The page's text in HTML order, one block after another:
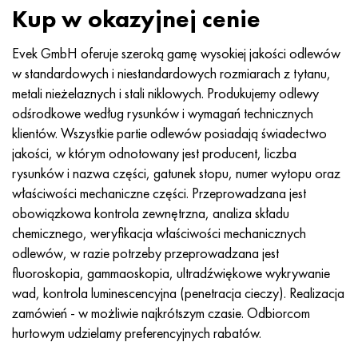
Kup w okazyjnej cenie
Evek GmbH oferuje szeroką gamę wysokiej jakości odlewów
w standardowych i niestandardowych rozmiarach z tytanu,
metali nieżelaznych i stali niklowych. Produkujemy odlewy
odśrodkowe według rysunków i wymagań technicznych
klientów. Wszystkie partie odlewów posiadają świadectwo
jakości, w którym odnotowany jest producent, liczba
rysunków i nazwa części, gatunek stopu, numer wytopu oraz
właściwości mechaniczne części. Przeprowadzana jest
obowiązkowa kontrola zewnętrzna, analiza składu
chemicznego, weryfikacja właściwości mechanicznych
odlewów, w razie potrzeby przeprowadzana jest
fluoroskopia, gammaoskopia, ultradźwiękowe wykrywanie
wad, kontrola luminescencyjna (penetracja cieczy). Realizacja
zamówień - w możliwie najkrótszym czasie. Odbiorcom
hurtowym udzielamy preferencyjnych rabatów.
Incotest
Jette M152
Kobalt 6B
marowanie 250
Rene 41
Marażowanie 300
Marażowanie 350
MP35N
47НХР
49KF
49K2F, 49K2FA-VI
Stop 50N
Stop 50NP
50NHS
Stop 52N
52K12F
HN62MVKYU
HN63MB
XN65VM
HN65VMTYU
KhN67MVTYu
KhN68VKTYU
KhN68VMTYUK-vd
HN70VMTYU
PT-1M
PT-3V
PT-7M
2B
SPT-2 sv
AT3
TL3
1.4466 - AISI 310MoLn
Stop Al6xn
15-7Ph® - 1.4532
PH 13-8 Mo - 1,4534
1.4542 - 17-4Ph®
Custom 455® - 1.4543 - uns 45500
1.4545 - 15-5Ph®
1.4548 - 17-4Ph®
1.4550 - AISI 347
10X18N18Yu4D
11X11N2V2MF
12X18H9T
13H11N2V2MF
15x11mf
15х12vnmf
15Х12Н2MVFAB
15X16K5N2MVFAB
2,0872, CuNi10Fe1Mn, Cw352h
Silikonowy brąz aluminiowy
CW301G, C64200
brąz krzemowy
C65500, CuAl11Fe3
C65620, CuSi3Fe2Zn3
C65100, CuSi1,5
Brąz cynowo-ołowiowy
c92200, CuSn6Zn4Pb2
Czerwony mosiądz
C84400, CuSn2ZnPb
C83600, CuSn5ZnPb
45G2, 45g2, AISI 1144
Stal konstrukcyjna stopowa
10g2, 10g2, AISI 1513
12X2H4A, 15NiCr13, 1.5752
AC14, 11SMnPb30
20G, 20min5
20XH3A, AISI 4320, 20hn3a
20HM, 24CrMo5, 20hm
25KhGM, 20CrMo5, 1.7264
Р6М5, 1.3343, hs6-5-2, sw7m
Р6М5К5, 1.3243, hs6-5-2-5
R6M5F3, 1.3344, hs6-5-3
Р9М4К8,1.3207
R12F3, 1.3318, sw12
P18, 1.3355, hs18-0-1, sw18
Stal węglowa
У10,1.1645, C105W1
11G12, 110G13L, X120Mn12